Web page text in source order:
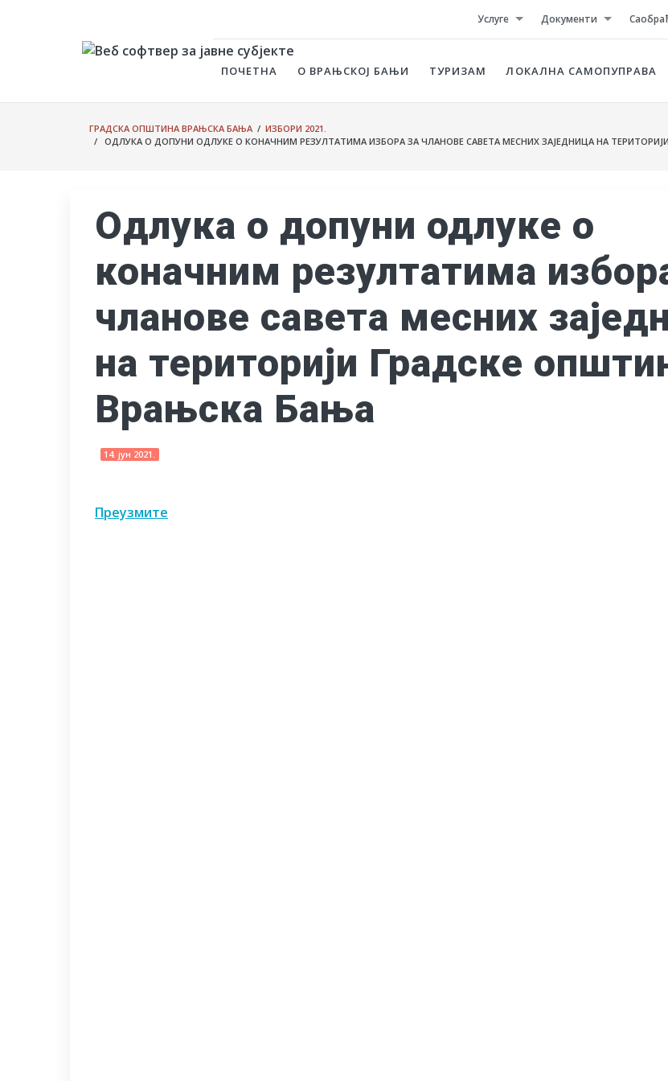
Услуге Документи
ПОЧЕТНА О ВРАЊСКОЈ БАЊИ ТУРИЗАМ ЛОКАЛНА САМОПУПРАВА
ГРАДСКА ОПШТИНА ВРАЊСКА БАЊА / ИЗБОРИ 2021.
/ ОДЛУКА О ДОПУНИ ОДЛУКЕ О КОНАЧНИМ РЕЗУЛТАТИМА ИЗБОРА ЗА ЧЛАНОВЕ САВЕТА МЕСНИХ ЗАЈЕДНИЦА НА
Одлука о допуни одлуке о
коначним резултатима
чланове савета месних
на територији Градске
Врањска Бања
14. јун 2021.
Преузмите